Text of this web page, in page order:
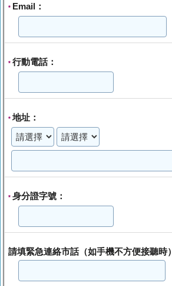
* Email：
* 行動電話：
*地址：
* 身分證字號：
請填緊急連絡市話（如手機不方便接聽時）